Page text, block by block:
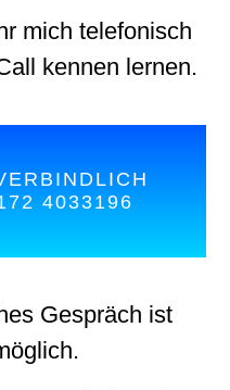
mich telefonisch
kennen lernen.
4033196
Gespräch ist